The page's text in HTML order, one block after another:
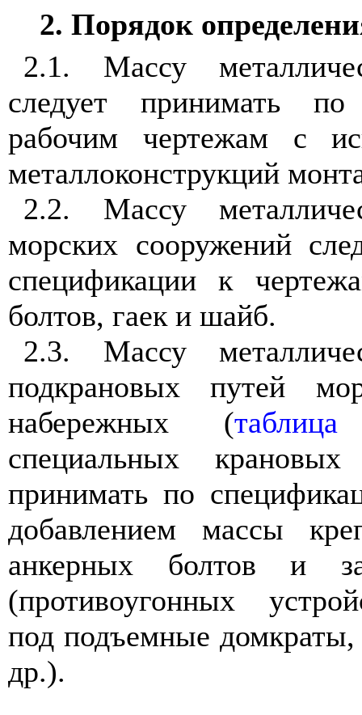
2. Порядок
2.1. Массу
следует принимать
рабочим чертежам с
металлоконструкций
2.2. Массу
морских сооружений
спецификации к
болтов, гаек и шайб.
2.3. Массу
подкрановых путей
набережных (
специальных
принимать по
добавлением массы
анкерных болтов и
(противоугонных
под подъемные
др.).